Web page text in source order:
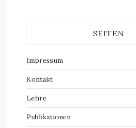
SEITEN
Impressum
Kontakt
Lehre
Publikationen